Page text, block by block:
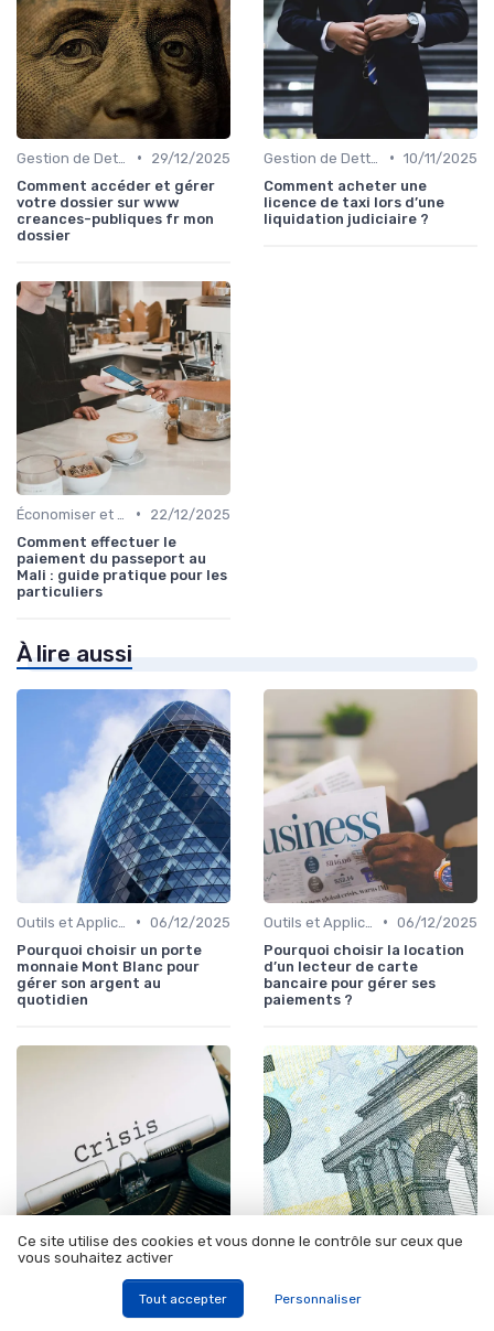
•
29/12/2025
Comment accéder et gérer
votre dossier sur www
creances-publiques fr mon
dossier
• 10/11/2025
Comment acheter une
licence de taxi lors d’une
liquidation judiciaire ?
•
22/12/2025
Comment effectuer le
paiement du passeport au
Mali : guide pratique pour les
particuliers
À lire aussi
• 06/12/2025
Pourquoi choisir un porte
monnaie Mont Blanc pour
gérer son argent au
quotidien
• 06/12/2025
Pourquoi choisir la location
d’un lecteur de carte
bancaire pour gérer ses
paiements ?
• 04/12/2025
Le comité d’entreprise CIC :
comprendre son rôle et ses
Comment my alliance pro
Ce site utilise des cookies et vous donne le contrôle sur ceux que
vous souhaitez activer
Tout accepter Personnaliser